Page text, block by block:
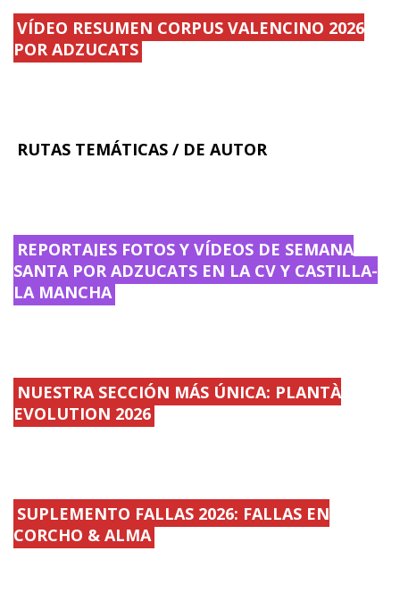
VÍDEO RESUMEN CORPUS VALENCINO 2026
POR ADZUCATS
RUTAS TEMÁTICAS / DE AUTOR
REPORTAJES FOTOS Y VÍDEOS DE SEMANA
SANTA POR ADZUCATS EN LA CV Y CASTILLA-
LA MANCHA
NUESTRA SECCIÓN MÁS ÚNICA: PLANTÀ
EVOLUTION 2026
SUPLEMENTO FALLAS 2026: FALLAS EN
CORCHO & ALMA